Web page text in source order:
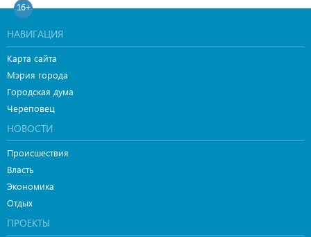
16+
НАВИГАЦИЯ
Карта сайта
Мэрия города
Городская дума
Череповец
НОВОСТИ
Происшествия
Власть
Экономика
Отдых
ПРОЕКТЫ